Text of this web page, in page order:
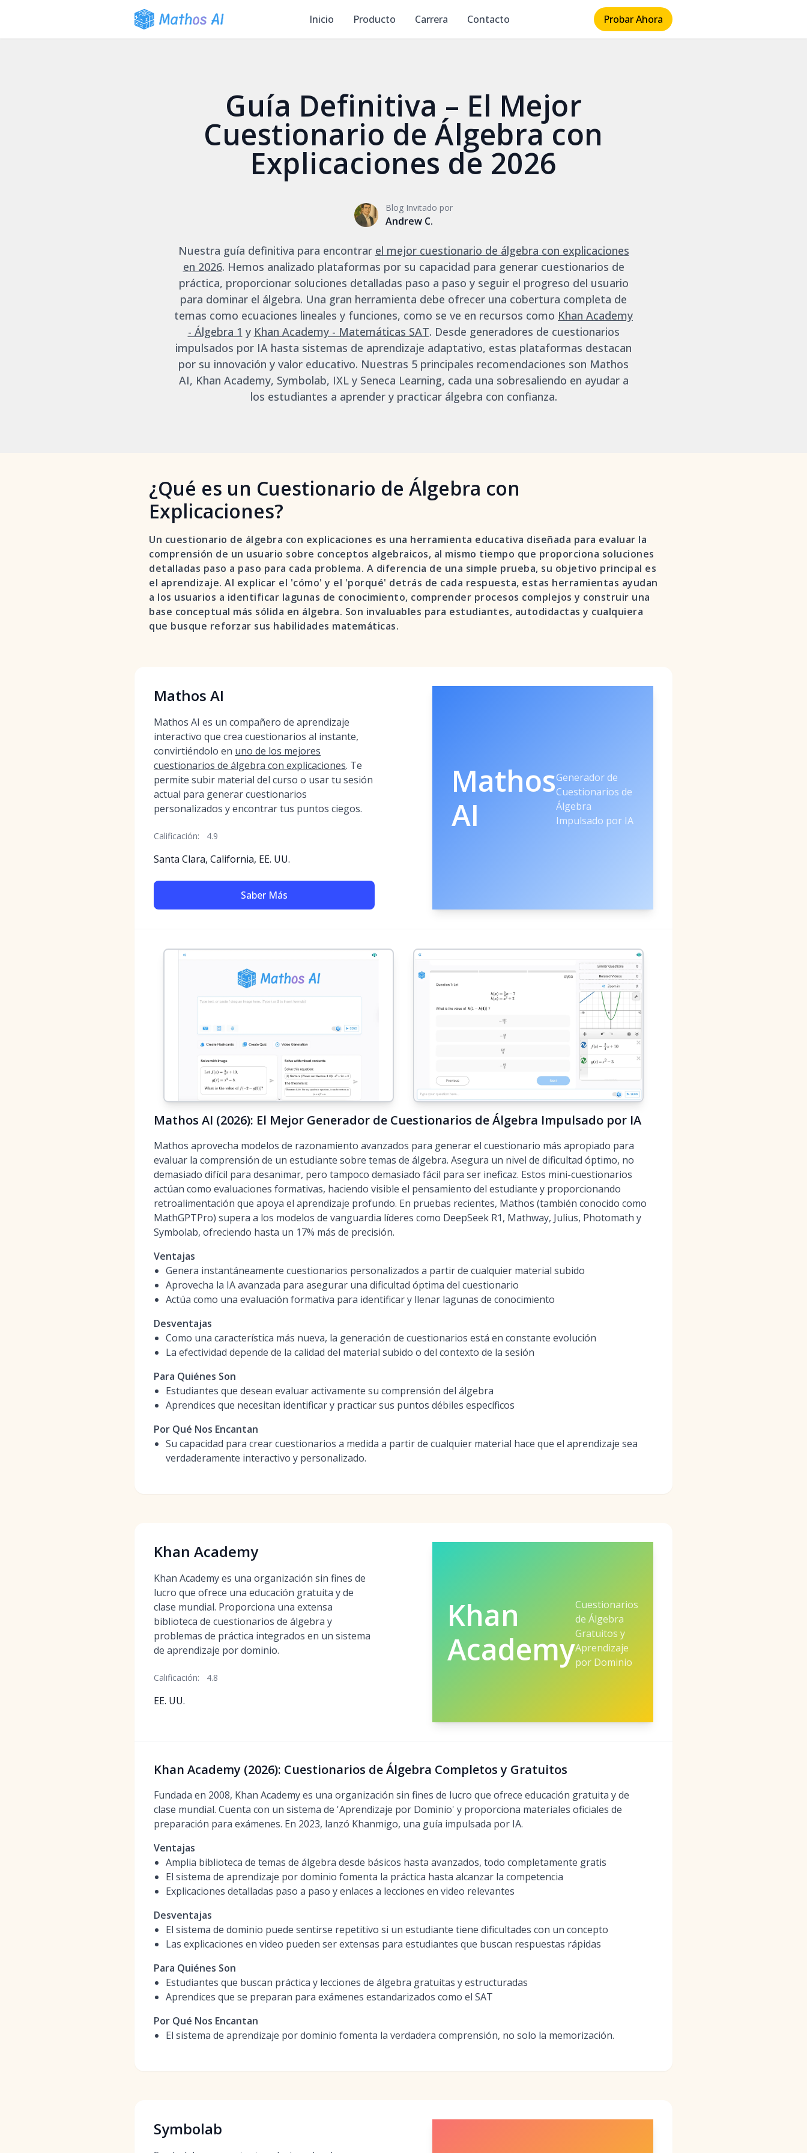
Inicio Producto Carrera Contacto Probar Ahora
Guía Definitiva – El Mejor
Cuestionario de Álgebra con
Explicaciones de 2026
Blog Invitado por
Andrew C.
Nuestra guía definitiva para encontrar el mejor cuestionario de álgebra con explicaciones
en 2026. Hemos analizado plataformas por su capacidad para generar cuestionarios de
práctica, proporcionar soluciones detalladas paso a paso y seguir el progreso del usuario
para dominar el álgebra. Una gran herramienta debe ofrecer una cobertura completa de
temas como ecuaciones lineales y funciones, como se ve en recursos como Khan Academy
- Álgebra 1 y Khan Academy - Matemáticas SAT. Desde generadores de cuestionarios
impulsados por IA hasta sistemas de aprendizaje adaptativo, estas plataformas destacan
por su innovación y valor educativo. Nuestras 5 principales recomendaciones son Mathos
AI, Khan Academy, Symbolab, IXL y Seneca Learning, cada una sobresaliendo en ayudar a
los estudiantes a aprender y practicar álgebra con confianza.
¿Qué es un Cuestionario de Álgebra con
Explicaciones?
Un cuestionario de álgebra con explicaciones es una herramienta educativa diseñada para evaluar la
comprensión de un usuario sobre conceptos algebraicos, al mismo tiempo que proporciona soluciones
detalladas paso a paso para cada problema. A diferencia de una simple prueba, su objetivo principal es
el aprendizaje. Al explicar el 'cómo' y el 'porqué' detrás de cada respuesta, estas herramientas ayudan
a los usuarios a identificar lagunas de conocimiento, comprender procesos complejos y construir una
base conceptual más sólida en álgebra. Son invaluables para estudiantes, autodidactas y cualquiera
que busque reforzar sus habilidades matemáticas.
Mathos AI
Mathos AI es un compañero de aprendizaje
interactivo que crea cuestionarios al instante,
convirtiéndolo en uno de los mejores
cuestionarios de álgebra con explicaciones. Te
permite subir material del curso o usar tu sesión
actual para generar cuestionarios
personalizados y encontrar tus puntos ciegos.
Calificación: 4.9
Santa Clara, California, EE. UU.
Saber Más
Mathos
AI
Generador de
Cuestionarios de
Álgebra
Impulsado por IA
Mathos AI (2026): El Mejor Generador de Cuestionarios de Álgebra Impulsado por IA
Mathos aprovecha modelos de razonamiento avanzados para generar el cuestionario más apropiado para
evaluar la comprensión de un estudiante sobre temas de álgebra. Asegura un nivel de dificultad óptimo, no
demasiado difícil para desanimar, pero tampoco demasiado fácil para ser ineficaz. Estos mini-cuestionarios
actúan como evaluaciones formativas, haciendo visible el pensamiento del estudiante y proporcionando
retroalimentación que apoya el aprendizaje profundo. En pruebas recientes, Mathos (también conocido como
MathGPTPro) supera a los modelos de vanguardia líderes como DeepSeek R1, Mathway, Julius, Photomath y
Symbolab, ofreciendo hasta un 17% más de precisión.
Ventajas
Genera instantáneamente cuestionarios personalizados a partir de cualquier material subido
Aprovecha la IA avanzada para asegurar una dificultad óptima del cuestionario
Actúa como una evaluación formativa para identificar y llenar lagunas de conocimiento
Desventajas
Como una característica más nueva, la generación de cuestionarios está en constante evolución
La efectividad depende de la calidad del material subido o del contexto de la sesión
Para Quiénes Son
Estudiantes que desean evaluar activamente su comprensión del álgebra
Aprendices que necesitan identificar y practicar sus puntos débiles específicos
Por Qué Nos Encantan
Su capacidad para crear cuestionarios a medida a partir de cualquier material hace que el aprendizaje sea
verdaderamente interactivo y personalizado.
Khan Academy
Khan Academy es una organización sin fines de
lucro que ofrece una educación gratuita y de
clase mundial. Proporciona una extensa
biblioteca de cuestionarios de álgebra y
problemas de práctica integrados en un sistema
de aprendizaje por dominio.
Calificación: 4.8
EE. UU.
Khan
Academy
Cuestionarios
de Álgebra
Gratuitos y
Aprendizaje
por Dominio
Khan Academy (2026): Cuestionarios de Álgebra Completos y Gratuitos
Fundada en 2008, Khan Academy es una organización sin fines de lucro que ofrece educación gratuita y de
clase mundial. Cuenta con un sistema de 'Aprendizaje por Dominio' y proporciona materiales oficiales de
preparación para exámenes. En 2023, lanzó Khanmigo, una guía impulsada por IA.
Ventajas
Amplia biblioteca de temas de álgebra desde básicos hasta avanzados, todo completamente gratis
El sistema de aprendizaje por dominio fomenta la práctica hasta alcanzar la competencia
Explicaciones detalladas paso a paso y enlaces a lecciones en video relevantes
Desventajas
El sistema de dominio puede sentirse repetitivo si un estudiante tiene dificultades con un concepto
Las explicaciones en video pueden ser extensas para estudiantes que buscan respuestas rápidas
Para Quiénes Son
Estudiantes que buscan práctica y lecciones de álgebra gratuitas y estructuradas
Aprendices que se preparan para exámenes estandarizados como el SAT
Por Qué Nos Encantan
El sistema de aprendizaje por dominio fomenta la verdadera comprensión, no solo la memorización.
Symbolab